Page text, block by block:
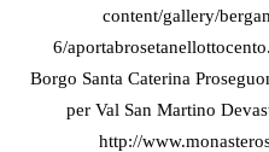
content/gallery/
6/
Borgo Santa Caterina
per Val San Martino
http://